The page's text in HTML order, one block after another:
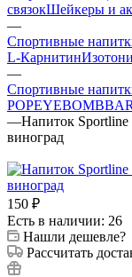
связокШейкеры и
—
Спортивные
L-Карнитин
—
Спортивные
POPEYEBOMBBAR
—Напиток
виноград
150 ₽
Есть в наличии: 26
Нашли дешевле?
Рассчитать